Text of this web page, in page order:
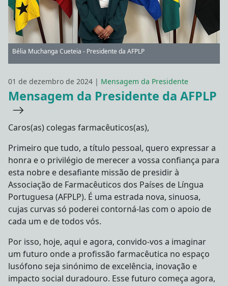
Bélia Muchanga Cueteia - Presidente da AFPLP
01 de dezembro de 2024 | Mensagem da Presidente
Mensagem da Presidente da AFPLP
Caros(as) colegas farmacêuticos(as),
Primeiro que tudo, a título pessoal, quero expressar a
honra e o privilégio de merecer a vossa confiança para
esta nobre e desafiante missão de presidir à
Associação de Farmacêuticos dos Países de Língua
Portuguesa (AFPLP). É uma estrada nova, sinuosa,
cujas curvas só poderei contorná-las com o apoio de
cada um e de todos vós.
Por isso, hoje, aqui e agora, convido-vos a imaginar
um futuro onde a profissão farmacêutica no espaço
lusófono seja sinónimo de excelência, inovação e
impacto social duradouro. Esse futuro começa agora,